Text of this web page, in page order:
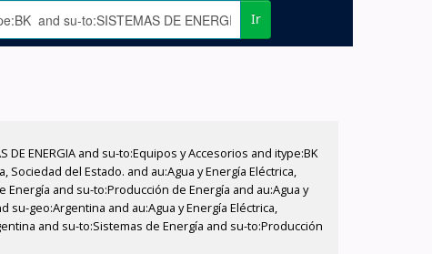
Ir
ENERGIA and su-to:Equipos y Accesorios and itype:BK
del Estado. and au:Agua y Energía Eléctrica,
and su-to:Producción de Energía and au:Agua y
su-geo:Argentina and au:Agua y Energía Eléctrica,
and su-to:Sistemas de Energía and su-to:Producción